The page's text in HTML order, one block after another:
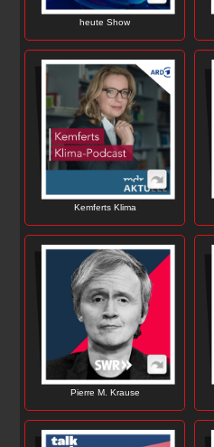
heute Show
Kemferts Klima
Pierre M. Krause